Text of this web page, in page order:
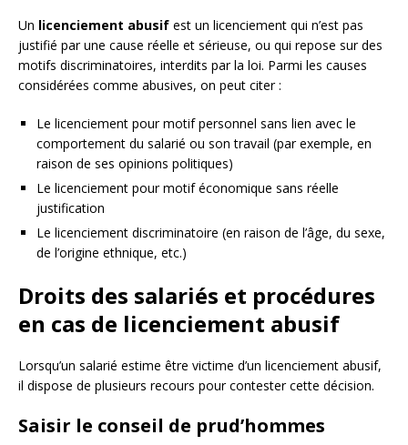
Un licenciement abusif est un licenciement qui n’est pas
justifié par une cause réelle et sérieuse, ou qui repose sur des
motifs discriminatoires, interdits par la loi. Parmi les causes
considérées comme abusives, on peut citer :
Le licenciement pour motif personnel sans lien avec le
comportement du salarié ou son travail (par exemple, en
raison de ses opinions politiques)
Le licenciement pour motif économique sans réelle
justification
Le licenciement discriminatoire (en raison de l’âge, du sexe,
de l’origine ethnique, etc.)
Droits des salariés et procédures
en cas de licenciement abusif
Lorsqu’un salarié estime être victime d’un licenciement abusif,
il dispose de plusieurs recours pour contester cette décision.
Saisir le conseil de prud’hommes